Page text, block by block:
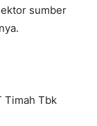
sumber
Timah Tbk